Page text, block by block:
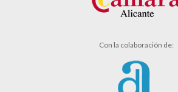
Con la colaboración de: